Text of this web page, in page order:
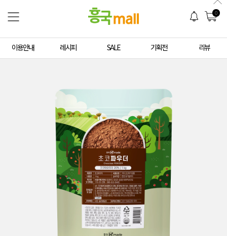
0
이용안내 레시피 SALE 기획전 리뷰